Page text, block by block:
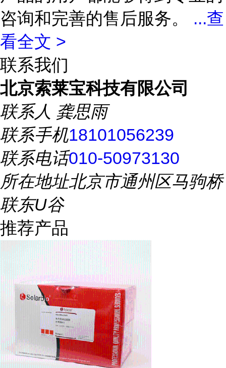
咨询和完善的售后服务。 ...查
看全文 >
联系我们
北京索莱宝科技有限公司
联系人 龚思雨
联系手机18101056239
联系电话010-50973130
所在地址北京市通州区马驹桥
联东U谷
推荐产品